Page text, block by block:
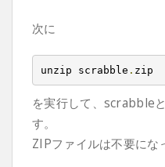
次に
unzip scrabble . zip
を実行して、scrabble
す。
ZIPファイルは不要にな